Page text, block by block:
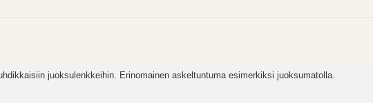
juoksulenkkeihin. Erinomainen askeltuntuma esimerkiksi juoksumatolla.